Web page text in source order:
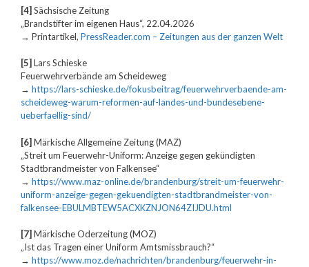
[4] Sächsische Zeitung
„Brandstifter im eigenen Haus“, 22.04.2026
→ Printartikel, PressReader.com – Zeitungen aus der ganzen Welt
[5] Lars Schieske
Feuerwehrverbände am Scheideweg
→ https://lars-schieske.de/fokusbeitrag/feuerwehrverbaende-am-
scheideweg-warum-reformen-auf-landes-und-bundesebene-
ueberfaellig-sind/
[6] Märkische Allgemeine Zeitung (MAZ)
„Streit um Feuerwehr-Uniform: Anzeige gegen gekündigten
Stadtbrandmeister von Falkensee“
→ https://www.maz-online.de/brandenburg/streit-um-feuerwehr-
uniform-anzeige-gegen-gekuendigten-stadtbrandmeister-von-
falkensee-EBULMBTEW5ACXKZNJON64ZIJDU.html
[7] Märkische Oderzeitung (MOZ)
„Ist das Tragen einer Uniform Amtsmissbrauch?“
→ https://www.moz.de/nachrichten/brandenburg/feuerwehr-in-